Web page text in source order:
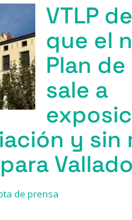
VTLP
que el
Plan
sale a
y sin
de prensa